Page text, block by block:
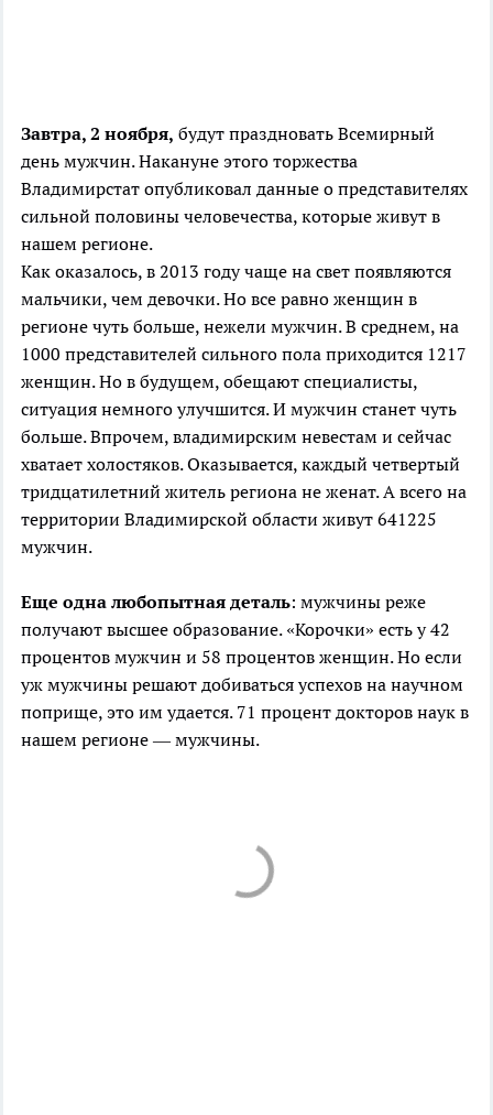
Завтра, 2 ноября, будут праздновать Всемирный
день мужчин. Накануне этого торжества
Владимирстат опубликовал данные о представителях
сильной половины человечества, которые живут в
нашем регионе.
Как оказалось, в 2013 году чаще на свет появляются
мальчики, чем девочки. Но все равно женщин в
регионе чуть больше, нежели мужчин. В среднем, на
1000 представителей сильного пола приходится 1217
женщин. Но в будущем, обещают специалисты,
ситуация немного улучшится. И мужчин станет чуть
больше. Впрочем, владимирским невестам и сейчас
хватает холостяков. Оказывается, каждый четвертый
тридцатилетний житель региона не женат. А всего на
территории Владимирской области живут 641225
мужчин.
Еще одна любопытная деталь: мужчины реже
получают высшее образование. «Корочки» есть у 42
процентов мужчин и 58 процентов женщин. Но если
уж мужчины решают добиваться успехов на научном
поприще, это им удается. 71 процент докторов наук в
нашем регионе — мужчины.